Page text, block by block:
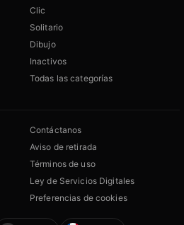
Clic
Solitario
Dibujo
Inactivos
Todas las categorías
Contáctanos
Aviso de retirada
Términos de uso
Ley de Servicios Digitales
Preferencias de cookies